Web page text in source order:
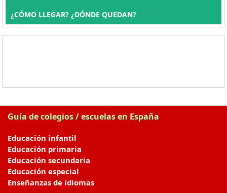
¿CÓMO LLEGAR? ¿DÓNDE QUEDAN?
Guía de colegios / escuelas en España
Educación infantil
Educación primaria
Educación secundaria
Educación especial
Enseñanzas de idiomas